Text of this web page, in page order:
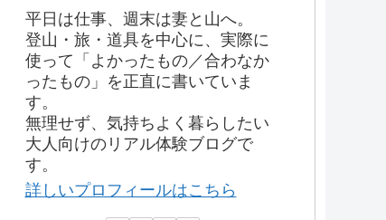
平日は仕事、週末は妻と山へ。
登山・旅・道具を中心に、実際に
使って「よかったもの／合わなか
ったもの」を正直に書いていま
す。
無理せず、気持ちよく暮らしたい
大人向けのリアル体験ブログで
す。
詳しいプロフィールはこちら